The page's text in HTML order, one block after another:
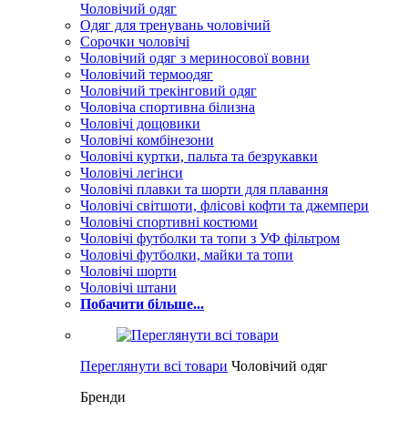
Чоловічий одяг
Одяг для тренувань чоловічий
Сорочки чоловічі
Чоловічий одяг з мериносової вовни
Чоловічий термоодяг
Чоловічий трекінговий одяг
Чоловіча спортивна білизна
Чоловічі дощовики
Чоловічі комбінезони
Чоловічі куртки, пальта та безрукавки
Чоловічі легінси
Чоловічі плавки та шорти для плавання
Чоловічі світшоти, флісові кофти та джемпери
Чоловічі спортивні костюми
Чоловічі футболки та топи з УФ фільтром
Чоловічі футболки, майки та топи
Чоловічі шорти
Чоловічі штани
Побачити більше...
Переглянути всі товари Чоловічий одяг
Бренди